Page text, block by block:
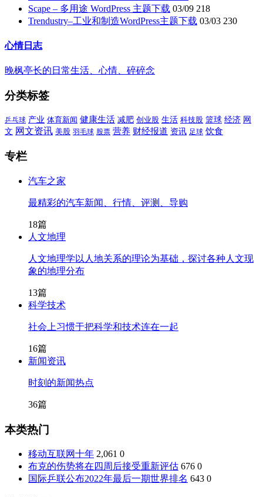
Scape – 多用途 WordPress 主题下载 03/09 218
Trendustry–工业和制造WordPress主题下载 03/03 230
心情日志
晚枫亭长的日常生活、心情、碎碎念
分类标签
乒乓球 产业 体育新闻 健康生活 减肥 创业股 生活 科技股 篮球 经济 网
文 网文资讯 美股 羽毛球 股票 营养 财经报道 资讯 足球 饮食
专栏
汽车之家
最精彩的汽车新闻、行情、评测、导购
18篇
人文地理
人文地理学以人地关系的理论为基础，探讨各种人文现
象的地理分布
13篇
科学技术
社会上习惯于把科学和技术连在一起
16篇
新闻资讯
时刻的新闻热点
36篇
本类热门
移动互联网十年 2,061 0
布克的伤势将在四周后接受重新评估 676 0
国际乒联公布2022年最后一期世界排名 643 0